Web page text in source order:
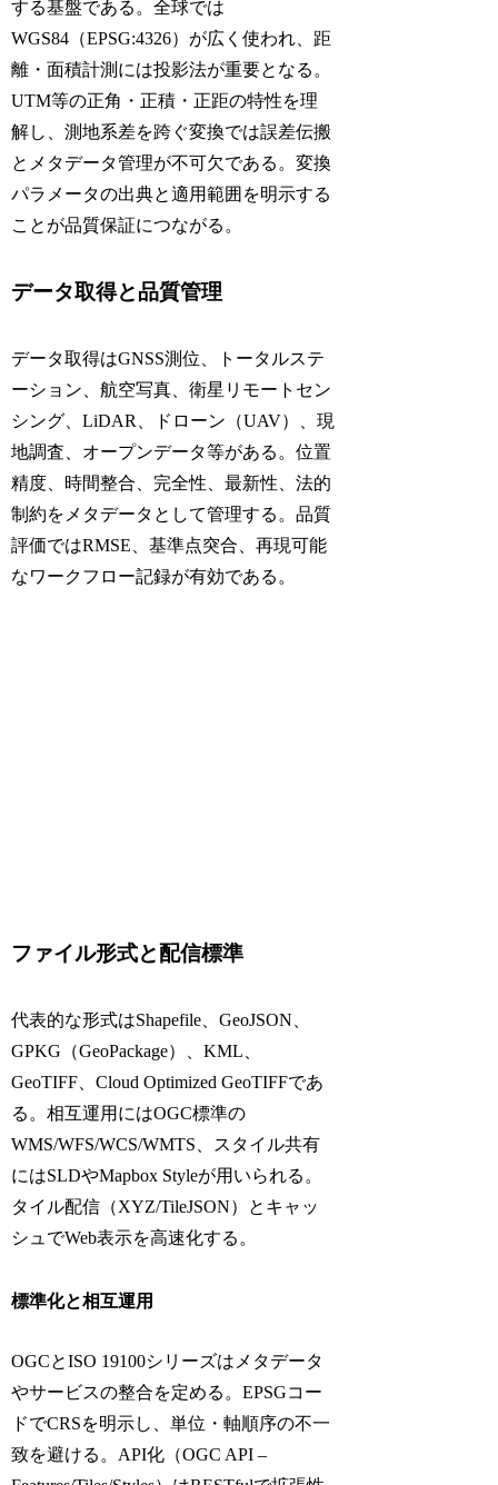
する基盤である。全球では
WGS84（EPSG:4326）が広く使われ、距
離・面積計測には投影法が重要となる。
UTM等の正角・正積・正距の特性を理
解し、測地系差を跨ぐ変換では誤差伝搬
とメタデータ管理が不可欠である。変換
パラメータの出典と適用範囲を明示する
ことが品質保証につながる。
データ取得と品質管理
データ取得はGNSS測位、トータルステ
ーション、航空写真、衛星リモートセン
シング、LiDAR、ドローン（UAV）、現
地調査、オープンデータ等がある。位置
精度、時間整合、完全性、最新性、法的
制約をメタデータとして管理する。品質
評価ではRMSE、基準点突合、再現可能
なワークフロー記録が有効である。
ファイル形式と配信標準
代表的な形式はShapefile、GeoJSON、
GPKG（GeoPackage）、KML、
GeoTIFF、Cloud Optimized GeoTIFFであ
る。相互運用にはOGC標準の
WMS/WFS/WCS/WMTS、スタイル共有
にはSLDやMapbox Styleが用いられる。
タイル配信（XYZ/TileJSON）とキャッ
シュでWeb表示を高速化する。
標準化と相互運用
OGCとISO 19100シリーズはメタデータ
やサービスの整合を定める。EPSGコー
ドでCRSを明示し、単位・軸順序の不一
致を避ける。API化（OGC API –